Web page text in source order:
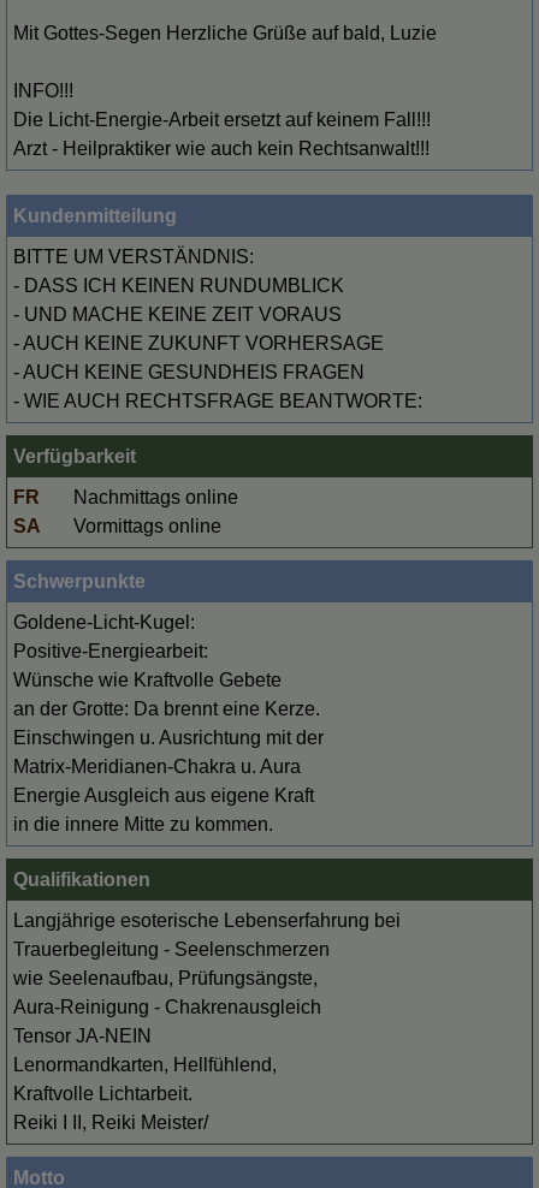
Mit Gottes-Segen Herzliche Grüße auf bald, Luzie
INFO!!!
Die Licht-Energie-Arbeit ersetzt auf keinem Fall!!!
Arzt - Heilpraktiker wie auch kein Rechtsanwalt!!!
Kundenmitteilung
BITTE UM VERSTÄNDNIS:
- DASS ICH KEINEN RUNDUMBLICK
- UND MACHE KEINE ZEIT VORAUS
- AUCH KEINE ZUKUNFT VORHERSAGE
- AUCH KEINE GESUNDHEIS FRAGEN
- WIE AUCH RECHTSFRAGE BEANTWORTE:
Verfügbarkeit
FR
Nachmittags online
SA
Vormittags online
Schwerpunkte
Goldene-Licht-Kugel:
Positive-Energiearbeit:
Wünsche wie Kraftvolle Gebete
an der Grotte: Da brennt eine Kerze.
Einschwingen u. Ausrichtung mit der
Matrix-Meridianen-Chakra u. Aura
Energie Ausgleich aus eigene Kraft
in die innere Mitte zu kommen.
Qualifikationen
Langjährige esoterische Lebenserfahrung bei
Trauerbegleitung - Seelenschmerzen
wie Seelenaufbau, Prüfungsängste,
Aura-Reinigung - Chakrenausgleich
Tensor JA-NEIN
Lenormandkarten, Hellfühlend,
Kraftvolle Lichtarbeit.
Reiki I II, Reiki Meister/
Motto